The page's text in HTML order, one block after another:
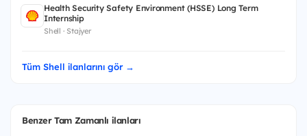
Health Security Safety Environment (HSSE) Long Term
Internship
Shell · Stajyer
Tüm Shell ilanlarını gör →
Benzer Tam Zamanlı ilanları